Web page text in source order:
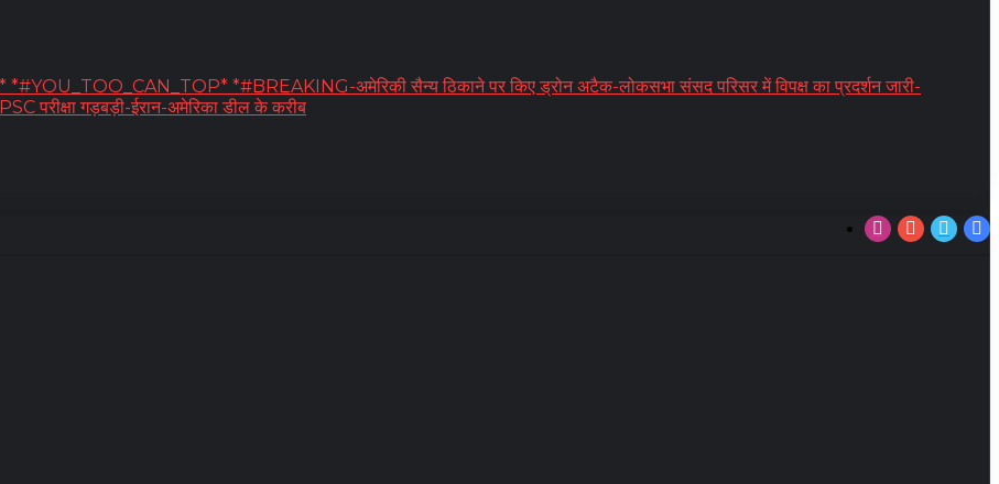
*#BREAKING-अमेरिकी सैन्य ठिकाने पर किए ड्रोन अटैक-लोकसभा संसद परिसर में विपक्ष का प्रदर्शन जारी-
परीक्षा गड़बड़ी-ईरान-अमेरिका डील के करीब
Twitter
YouTube
Instagram